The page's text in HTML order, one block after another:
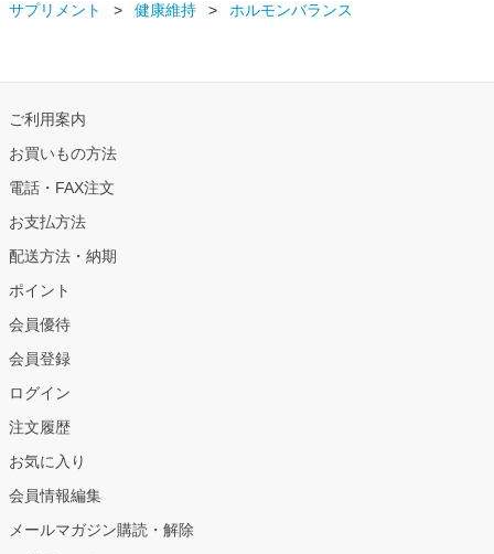
サプリメント
健康維持 ホルモンバランス
ご利用案内
お買いもの方法
電話・FAX注文
お支払方法
配送方法・納期
ポイント
会員優待
会員登録
ログイン
注文履歴
お気に入り
会員情報編集
メールマガジン購読・解除